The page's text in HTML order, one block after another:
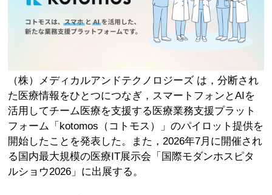
（株）メディカルアンドテクノロジーズ は，分断され
た医療情報をひとつにつなぎ，スマートフォンとAIを
活用してチーム医療を支援する医療業務支援プラット
フォーム「kotomos（コトモス）」のパイロット提供を
開始したことを発表した。また，2026年7月に開催され
る国内最大規模の医療IT展示会「国際モダンホスピタ
ルショウ2026」に出展する。